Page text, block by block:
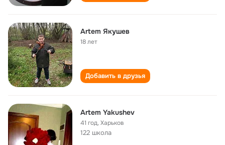
Artem Якушев
18 лет
Добавить в друзья
Artem Yakushev
41 год,Харьков
122 школа